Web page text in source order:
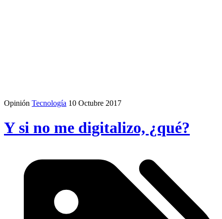
Opinión Tecnología 10 Octubre 2017
Y si no me digitalizo, ¿qué?